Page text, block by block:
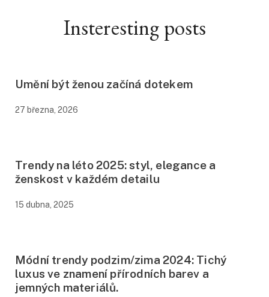
Insteresting posts
Umění být ženou začíná dotekem
27 března, 2026
Trendy na léto 2025: styl, elegance a
ženskost v každém detailu
15 dubna, 2025
Módní trendy podzim/zima 2024: Tichý
luxus ve znamení přírodních barev a
jemných materiálů.